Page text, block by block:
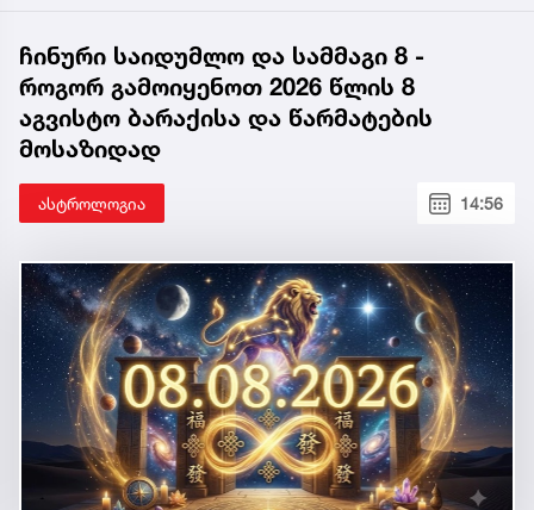
ჩინური საიდუმლო და სამმაგი 8 -
როგორ გამოიყენოთ 2026 წლის 8
აგვისტო ბარაქისა და წარმატების
მოსაზიდად
ასტროლოგია 14:56